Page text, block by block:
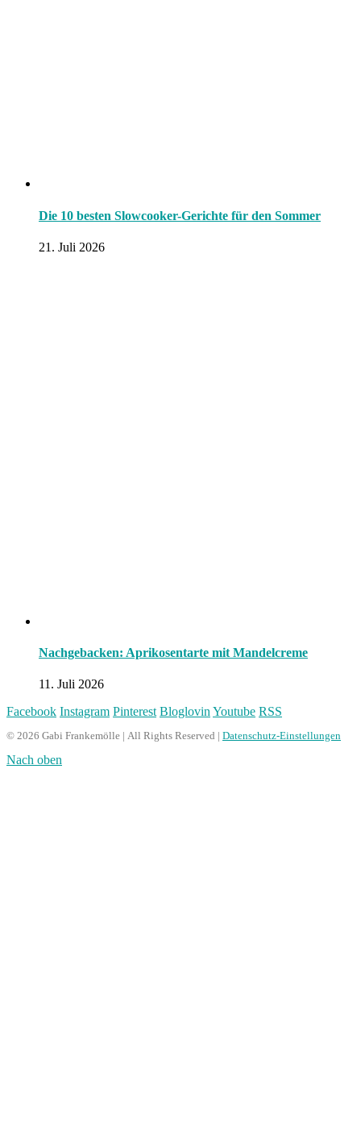
Die 10 besten Slowcooker-Gerichte für den Sommer
21. Juli 2026
Nachgebacken: Aprikosentarte mit Mandelcreme
11. Juli 2026
Facebook Instagram Pinterest BloglovinYoutube RSS
© 2026 Gabi Frankemölle | All Rights Reserved | Datenschutz-Einstellungen
Nach oben